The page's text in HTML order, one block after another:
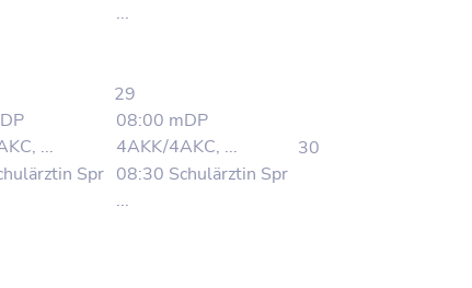
...
...
Spr
29
08:00 mDP
4AKK/4AKC, ...
08:30 Schulärztin Spr
...
30